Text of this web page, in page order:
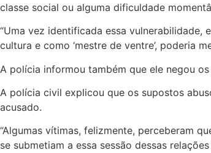
classe social ou alguma dificuldade
“Uma vez identificada essa vulnerabilidade,
cultura e como ‘mestre de ventre’, poderia
A polícia informou também que ele negou
A polícia civil explicou que os supostos
acusado.
“Algumas vítimas, felizmente, perceberam
se submetiam a essa sessão dessas